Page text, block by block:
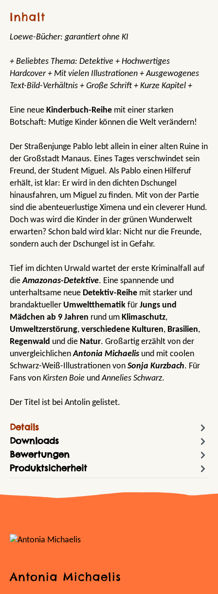
Inhalt
Loewe-Bücher: garantiert ohne KI
+ Beliebtes Thema: Detektive + Hochwertiges
Hardcover + Mit vielen Illustrationen + Ausgewogenes
Text-Bild-Verhältnis + Große Schrift + Kurze Kapitel +
Eine neue Kinderbuch-Reihe mit einer starken
Botschaft: Mutige Kinder können die Welt verändern!
Der Straßenjunge Pablo lebt allein in einer alten Ruine in
der Großstadt Manaus. Eines Tages verschwindet sein
Freund, der Student Miguel. Als Pablo einen Hilferuf
erhält, ist klar: Er wird in den dichten Dschungel
hinausfahren, um Miguel zu finden. Mit von der Partie
sind die abenteuerlustige Ximena und ein cleverer Hund.
Doch was wird die Kinder in der grünen Wunderwelt
erwarten? Schon bald wird klar: Nicht nur die Freunde,
sondern auch der Dschungel ist in Gefahr.
Tief im dichten Urwald wartet der erste Kriminalfall auf
dieAmazonas-Detektive. Eine spannende und
unterhaltsame neue Detektiv-Reihe mit starker und
brandaktueller Umweltthematik für Jungs und
Mädchen ab 9 Jahren rund um Klimaschutz,
Umweltzerstörung, verschiedene Kulturen, Brasilien,
Regenwald und die Natur. Großartig erzählt von der
unvergleichlichenAntonia Michaelis und mit coolen
Schwarz-Weiß-Illustrationen von Sonja Kurzbach. Für
Fans von Kirsten Boie undAnnelies Schwarz.
Der Titel ist bei Antolin gelistet.
Details
Downloads
Bewertungen
Produktsicherheit
Antonia Michaelis